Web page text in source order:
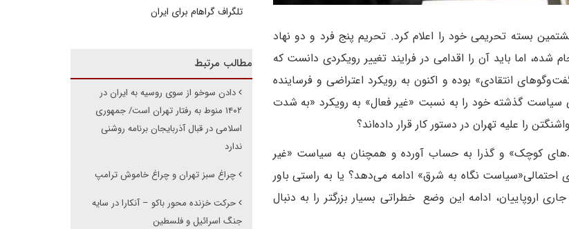
هشتمین بسته تحریمی خود را اعلام کرد. تحریم پنج فرد و دو نهاد
شده، اما باید آن را اقدامی در فرایند تغییر رویکردی دانست که
انتقادی» بوده و اکنون به رویکرد اعتراضی و فرساینده
سیاست گذشته خود را به نسبت «غیر فعال» به رویکرد «به شدت
را علیه تهران در دستور کار قرار داده‌اند؟
کوچک» و گذرا به حساب آورده و همچنان به سیاست «غیر
احتمالی«سیاست نگاه به شرق» ادامه می‌دهد؟ یا به راستی باور
اروپاییان، ادامه این وضع خطراتی بسیار بزرگتر را به دنبال
تلگراف گراهام برای ایران
مطالب مرتبط
دادن سوخو از سوی روسیه به ایران در
۱۴۰۲ منوط به رفتار تهران است/ جمهوری
اسلامی در قبال آذربایجان برنامه روشنی
ندارد
چراغ سبز تهران و چراغ خاموش ترامپ
حرکت خزنده محور باکو – آنکارا در سایه
جنگ اسرائیل و فلسطین